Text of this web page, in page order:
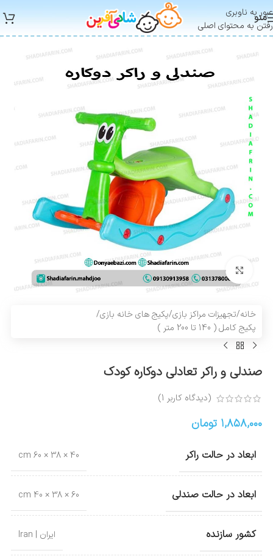
عبور به ناوبری
رفتن به محتوای اصلی
منو
بزرگنمایی تصویر
خانه/تجهیزات مراکز بازی/پکیج های خانه بازی/
پکیج کامل ( 140 تا 200 متر )
صندلی و راکر تعادلی دوکاره کودک
(دیدگاه کاربر 1
)
۱,۸۵۸,۰۰۰ تومان
ابعاد در حالت راکر 40 × 38 × 60 cm
ابعاد در حالت صندلی 60 × 38 × 40 cm
کشور سازنده ایران | Iran